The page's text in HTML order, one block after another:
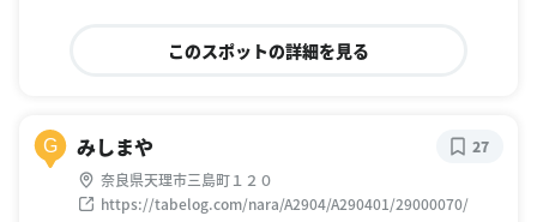
このスポットの詳細を見る
G みしまや
奈良県天理市三島町１２０
https://tabelog.com/nara/A2904/A290401/29000070/
27